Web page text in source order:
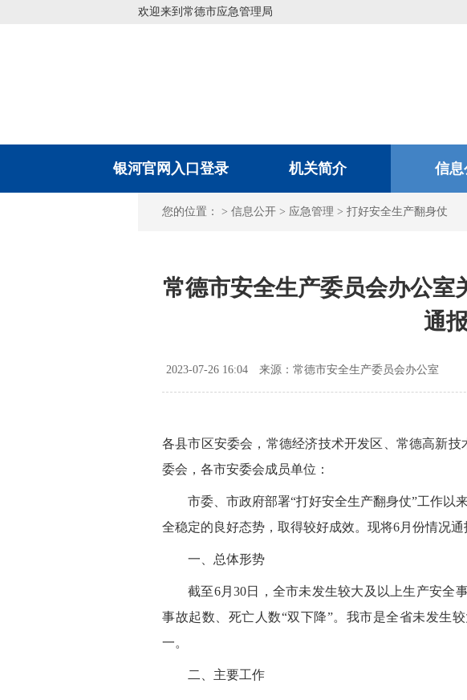
欢迎来到常德市应急管理局
银河官网入口登录 机关简介 信
您的位置： > 信息公开 > 应急管理 > 打好安全生产翻身仗
常德市安全生产委员会办公室
通
2023-07-26 16:04 来源：常德市安全生产委员会办公室
各县市区安委会，常德经济技术开发区、常德高新
委会，各市安委会成员单位：
市委、市政府部署“打好安全生产翻身仗”工作以
全稳定的良好态势，取得较好成效。现将6月份情况通
一、总体形势
截至6月30日，全市未发生较大及以上生产安全
事故起数、死亡人数“双下降”。我市是全省未发生
一。
二、主要工作